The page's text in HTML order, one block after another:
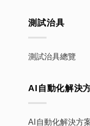
測試治具
測試治具總覽
AI自動化解決
AI自動化解決方